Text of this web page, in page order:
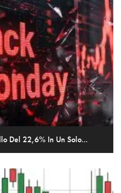
Del 22,6% In Un Solo...